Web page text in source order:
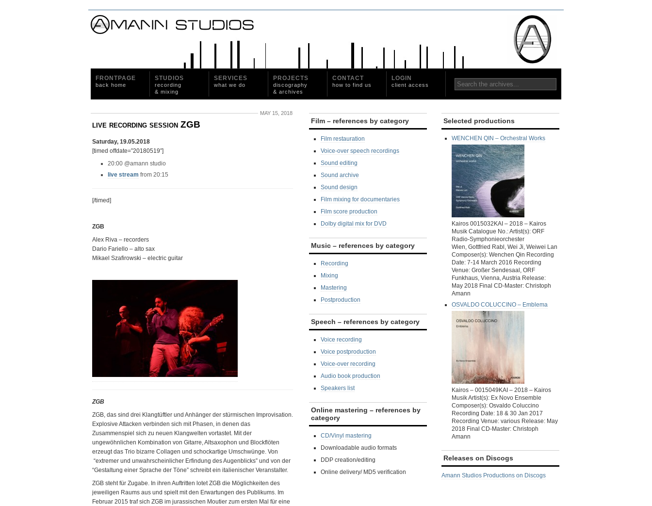
FRONTPAGE
back home
STUDIOS
recording
& mixing
SERVICES
what we do
PROJECTS
discography
& archives
CONTACT
how to find us
LOGIN
client access
MAY 15, 2018
live recording session ZGB
Saturday, 19.05.2018
[timed offdate=”20180519″]
20:00 @amann studio
live stream from 20:15
[/timed]
ZGB
Alex Riva – recorders
Dario Fariello – alto sax
Mikael Szafirowski – electric guitar
ZGB
ZGB, das sind drei Klangtüftler und Anhänger der stürmischen Improvisation.
Explosive Attacken verbinden sich mit Phasen, in denen das
Zusammenspiel sich zu neuen Klangwelten vortastet. Mit der
ungewöhnlichen Kombination von Gitarre, Altsaxophon und Blockflöten
erzeugt das Trio bizarre Collagen und schockartige Umschwünge. Von
“extremer und unwahrscheinlicher Erfindung des Augenblicks” und von der
“Gestaltung einer Sprache der Töne” schreibt ein italienischer Veranstalter.
ZGB steht für Zugabe. In ihren Auftritten lotet ZGB die Möglichkeiten des
jeweiligen Raums aus und spielt mit den Erwartungen des Publikums. Im
Februar 2015 traf sich ZGB im jurassischen Moutier zum ersten Mal für eine
Film – references by category
Film restauration
Voice-over speech recordings
Sound editing
Sound archive
Sound design
Film mixing for documentaries
Film score production
Dolby digital mix for DVD
Music – references by category
Recording
Mixing
Mastering
Postproduction
Speech – references by category
Voice recording
Voice postproduction
Voice-over recording
Audio book production
Speakers list
Online mastering – references by
category
CD/Vinyl mastering
Downloadable audio formats
DDP creation/editing
Online delivery/ MD5 verification
Selected productions
WENCHEN QIN – Orchestral Works
Kairos 0015032KAI – 2018 – Kairos
Musik Catalogue No.: Artist(s): ORF
Radio-Symphonieorchester
Wien, Gottfried Rabl, Wei Ji, Weiwei Lan
Composer(s): Wenchen Qin Recording
Date: 7-14 March 2016 Recording
Venue: Großer Sendesaal, ORF
Funkhaus, Vienna, Austria Release:
May 2018 Final CD-Master: Christoph
Amann
OSVALDO COLUCCINO – Emblema
Kairos – 0015049KAI – 2018 – Kairos
Musik Artist(s): Ex Novo Ensemble
Composer(s): Osvaldo Coluccino
Recording Date: 18 & 30 Jan 2017
Recording Venue: various Release: May
2018 Final CD-Master: Christoph
Amann
Releases on Discogs
Amann Studios Productions on Discogs